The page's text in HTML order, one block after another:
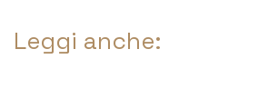
Leggi anche: